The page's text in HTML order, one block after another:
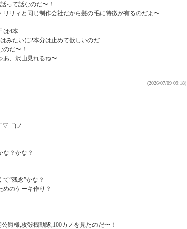
って話なのだ〜！
リィと同じ制作会社だから髪の毛に特徴が有るのだよ〜
は4本
みたいに2本分は止めて欲しいのだ…
だ〜！
あ、沢山見れるね〜
▽゜)ノ
な？かな？
“残念”かな？
のケーキ作り？
爵様,攻殻機動隊,100カノを見たのだ〜！
(2026/07/09 09:18)